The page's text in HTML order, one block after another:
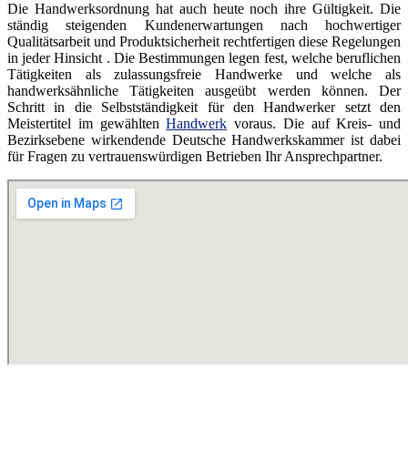
Die Handwerksordnung hat auch heute noch ihre Gültigkeit. Die
ständig steigenden Kundenerwartungen nach hochwertiger
Qualitätsarbeit und Produktsicherheit rechtfertigen diese Regelungen
in jeder Hinsicht . Die Bestimmungen legen fest, welche beruflichen
Tätigkeiten als zulassungsfreie Handwerke und welche als
handwerksähnliche Tätigkeiten ausgeübt werden können. Der
Schritt in die Selbstständigkeit für den Handwerker setzt den
Meistertitel im gewähltenHandwerk voraus. Die auf Kreis- und
Bezirksebene wirkendende Deutsche Handwerkskammer ist dabei
für Fragen zu vertrauenswürdigen Betrieben Ihr Ansprechpartner.